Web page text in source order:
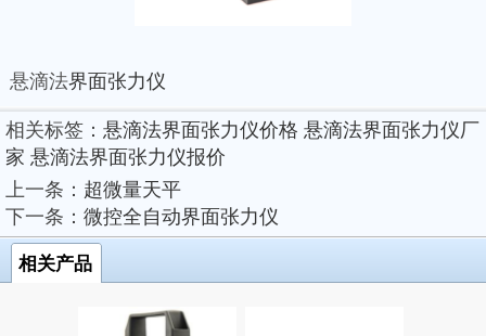
悬滴法界面张力仪
相关标签： 悬滴法界面张力仪价格 悬滴法界面张力仪厂
家 悬滴法界面张力仪报价
上一条： 超微量天平
下一条： 微控全自动界面张力仪
相关产品